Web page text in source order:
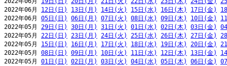
2022年06月 12日(日) 13日(月) 14日(火) 15日(水) 16日(木) 17日(金)
2022年06月 05日(日) 06日(月) 07日(火) 08日(水) 09日(木) 10日(金)
2022年05月 29日(日) 30日(月) 31日(火) 01日(水) 02日(木) 03日(金)
2022年05月 22日(日) 23日(月) 24日(火) 25日(水) 26日(木) 27日(金)
2022年05月 15日(日) 16日(月) 17日(火) 18日(水) 19日(木) 20日(金)
2022年05月 08日(日) 09日(月) 10日(火) 11日(水) 12日(木) 13日(金)
2022年05月 01日(日) 02日(月) 03日(火) 04日(水) 05日(木) 06日(金)